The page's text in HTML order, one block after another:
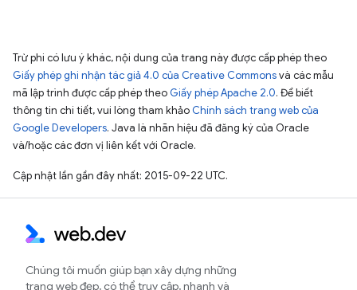
Trừ phi có lưu ý khác, nội dung của trang này được cấp phép theo
Giấy phép ghi nhận tác giả 4.0 của Creative Commonsvà các mẫu
mã lập trình được cấp phép theo Giấy phép Apache 2.0. Để biết
thông tin chi tiết, vui lòng tham khảo Chính sách trang web của
Google Developers. Java là nhãn hiệu đã đăng ký của Oracle
và/hoặc các đơn vị liên kết với Oracle.
Cập nhật lần gần đây nhất: 2015-09-22 UTC.
Chúng tôi muốn giúp bạn xây dựng những
trang web đẹp, có thể truy cập, nhanh và